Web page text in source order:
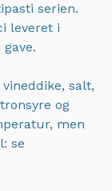
serien.
leveret i
salt,
og
men
se